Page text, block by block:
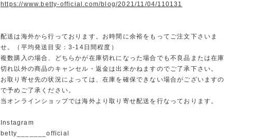
https://www.betty-official.com/blog/2021/11/04/110131
配送は海外から行っております。お時間に余裕をもってご注文下さいま
せ。（平均発送目安：3-14日間程度）
複数購入の場合、どちらかが在庫切れになった場合でも不良品または在庫
切れ以外の商品のキャンセル・返金は出来かねますのでご了承下さい。
お取り寄せ先の状況によっては、在庫を確保できない場合がございますの
で予めご了承ください。
当オンラインショップでは海外より取り寄せ配送を行なっております。
Instagram
betty_______official